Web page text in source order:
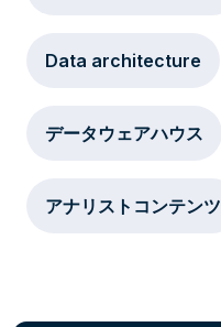
Data architecture
データウェアハウス
アナリストコンテンツ